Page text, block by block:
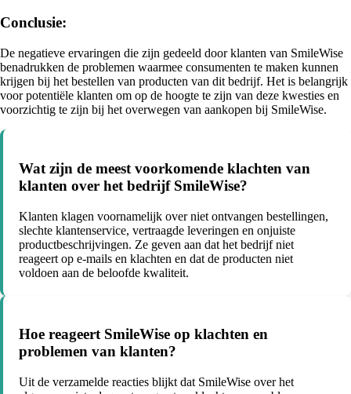
Conclusie:
De negatieve ervaringen die zijn gedeeld door klanten van SmileWise
benadrukken de problemen waarmee consumenten te maken kunnen
krijgen bij het bestellen van producten van dit bedrijf. Het is belangrijk
voor potentiële klanten om op de hoogte te zijn van deze kwesties en
voorzichtig te zijn bij het overwegen van aankopen bij SmileWise.
Wat zijn de meest voorkomende klachten van
klanten over het bedrijf SmileWise?
Klanten klagen voornamelijk over niet ontvangen bestellingen,
slechte klantenservice, vertraagde leveringen en onjuiste
productbeschrijvingen. Ze geven aan dat het bedrijf niet
reageert op e-mails en klachten en dat de producten niet
voldoen aan de beloofde kwaliteit.
Hoe reageert SmileWise op klachten en
problemen van klanten?
Uit de verzamelde reacties blijkt dat SmileWise over het